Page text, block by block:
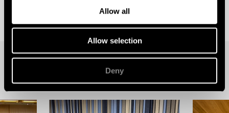
Allow all
Allow selection
Deny